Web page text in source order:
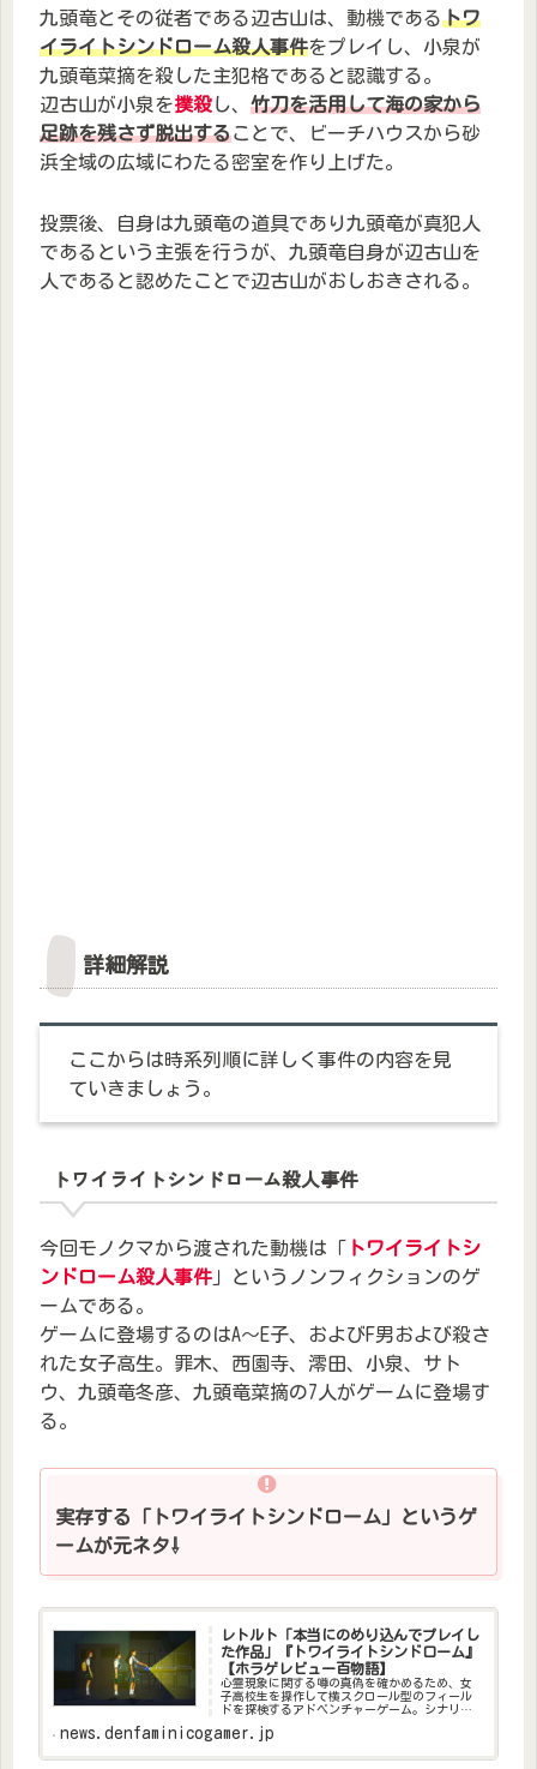
九頭竜とその従者である辺古山は、動機であるトワ
イライトシンドローム殺人事件をプレイし、小泉が
九頭竜菜摘を殺した主犯格であると認識する。
辺古山が小泉を撲殺し、 竹刀を活用して海の家から
足跡を残さず脱出することで、ビーチハウスから砂
浜全域の広域にわたる密室を作り上げた。
投票後、自身は九頭竜の道具であり九頭竜が真犯人
であるという主張を行うが、九頭竜自身が辺古山を
人であると認めたことで辺古山がおしおきされる。
詳細解説
ここからは時系列順に詳しく事件の内容を見
ていきましょう。
トワイライトシンドローム殺人事件
今回モノクマから渡された動機は「 トワイライトシ
ンドローム殺人事件 」というノンフィクションのゲ
ームである。
ゲームに登場するのはA～E子、およびF男および殺さ
れた女子高生。罪木、西園寺、澪田、小泉、サト
ウ、九頭竜冬彦、九頭竜菜摘の7人がゲームに登場す
る。
実存する「トワイライトシンドローム」というゲ
ームが元ネタ⇩
レトルト「本当にのめり込んでプレイし
た作品」『トワイライトシンドローム』
【ホラゲレビュー百物語】
心霊現象に関する噂の真偽を確かめるため、女
子高校生を操作して横スクロール型のフィール
ドを探検するアドベンチャーゲーム。シナリオ
よって結末が“大吉”・“中吉”・“凶”の3つ
news.denfaminicogamer.jp